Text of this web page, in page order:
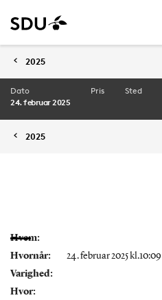
2025
Dato
24. februar 2025
Pris Sted
2025
Hvem:
Hvornår:
24. februar 2025 kl.10:09
Varighed:
Hvor: